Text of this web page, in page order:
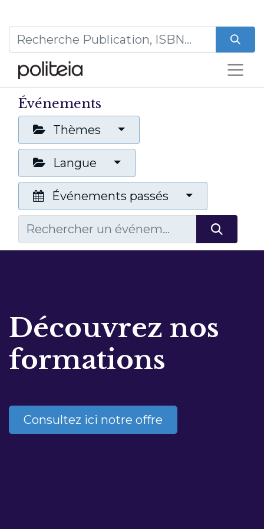
Événements
Thèmes
Langue
Événements passés
Découvrez nos
formations
Consultez ici notre offre